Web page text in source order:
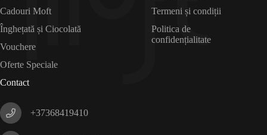
Cadouri Moft
Înghețată și Ciocolată
Vouchere
Oferte Speciale
Termeni și condiții
Politica de
confidențialitate
Contact
+37368419410